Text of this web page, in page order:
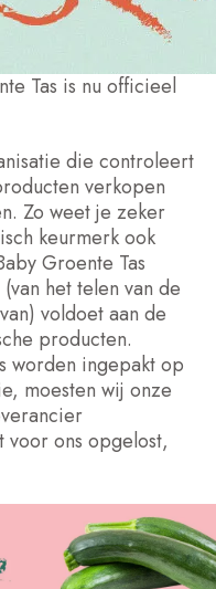
Tas is nu officieel
die controleert
verkopen
Zo weet je zeker
keurmerk ook
Groente Tas
het telen van de
voldoet aan de
producten.
worden ingepakt op
moesten wij onze
voor ons opgelost,